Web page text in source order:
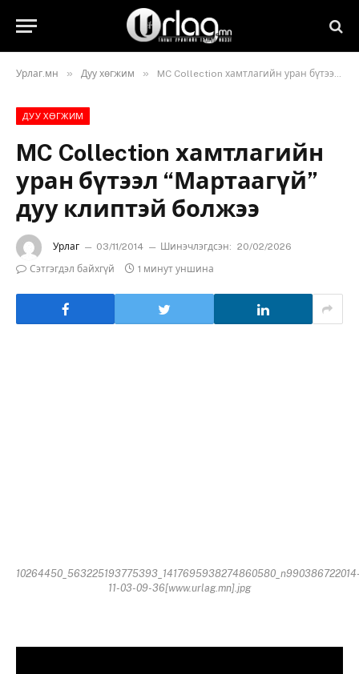
Урлаг.мн » Дуу хөгжим » MC Collection хамтлагийн уран бүтээл “Мартаагүй” дуу клиптэй болжээ
ДУУ ХӨГЖИМ
MC Collection хамтлагийн
уран бүтээл “Мартаагүй”
дуу клиптэй болжээ
Урлаг 03/11/2014 Шинэчлэгдсэн: 20/02/2026
Сэтгэгдэл байхгүй
1 минут уншина
11-03-09-36[www.urlag.mn].jpg